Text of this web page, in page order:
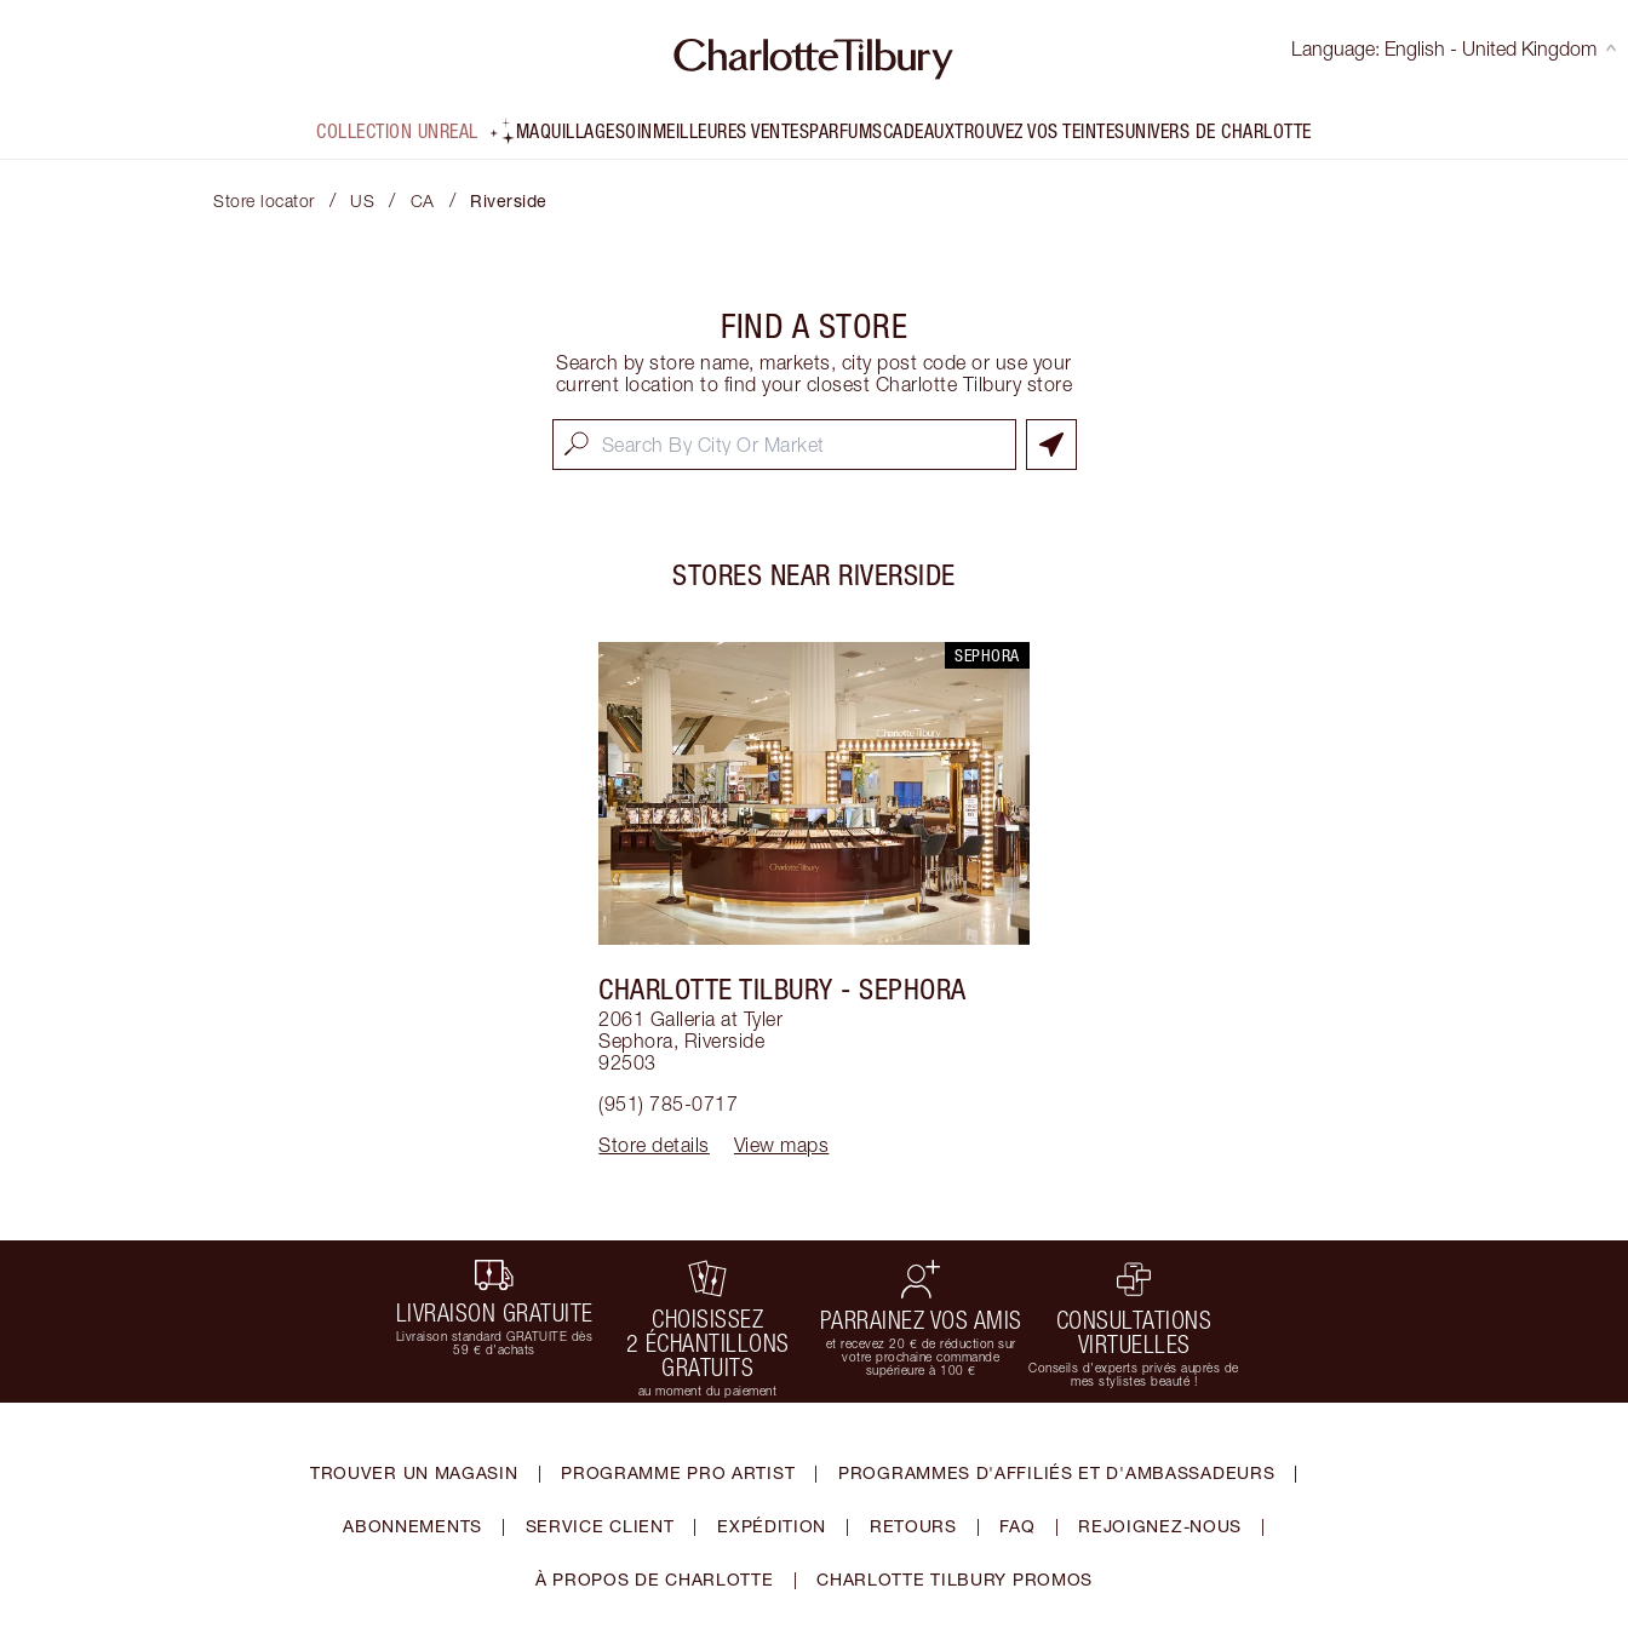
Language: English - United Kingdom
COLLECTION UNREAL MAQUILLAGESOINMEILLEURES VENTESPARFUMSCADEAUXTROUVEZ VOS TEINTESUNIVERS DE CHARLOTTE
Store locator / US / CA / Riverside
FIND A STORE
Search by store name, markets, city post code or use your
current location to find your closest Charlotte Tilbury store
STORES NEAR RIVERSIDE
SEPHORA
CHARLOTTE TILBURY - SEPHORA
2061 Galleria at Tyler
Sephora, Riverside
92503
(951) 785-0717
Store details
View maps
LIVRAISON GRATUITE
Livraison standard GRATUITE dès
59 € d'achats
CHOISISSEZ
2 ÉCHANTILLONS
GRATUITS
au moment du paiement
PARRAINEZ VOS AMIS
et recevez 20 € de réduction sur
votre prochaine commande
supérieure à 100 €
CONSULTATIONS
VIRTUELLES
Conseils d'experts privés auprès de
mes stylistes beauté !
TROUVER UN MAGASIN | PROGRAMME PRO ARTIST | PROGRAMMES D'AFFILIÉS ET D'AMBASSADEURS |
ABONNEMENTS | SERVICE CLIENT | EXPÉDITION | RETOURS | FAQ | REJOIGNEZ-NOUS |
À PROPOS DE CHARLOTTE | CHARLOTTE TILBURY PROMOS